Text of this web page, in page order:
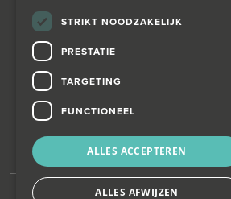
STRIKT NOODZAKELIJK
PRESTATIE
TARGETING
FUNCTIONEEL
ALLES ACCEPTEREN
ALLES AFWIJZEN